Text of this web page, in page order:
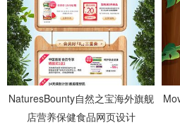
NaturesBounty自然之宝海外旗舰
店营养保健食品网页设计